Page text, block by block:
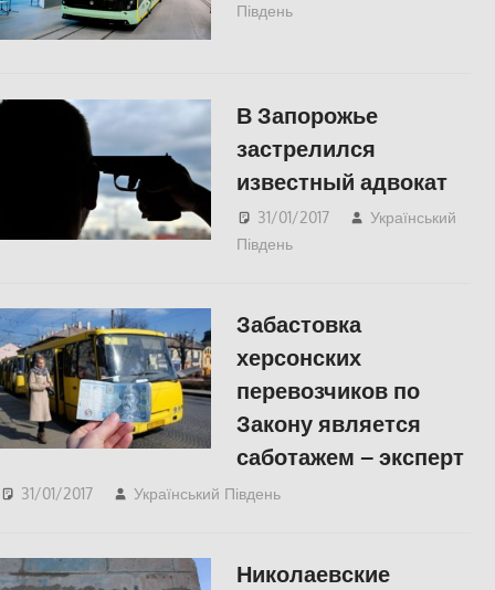
Південь
В Запорожье
застрелился
известный адвокат
31/01/2017
Український
Південь
Забастовка
херсонских
перевозчиков по
Закону является
саботажем – эксперт
31/01/2017 Український Південь
Николаевские